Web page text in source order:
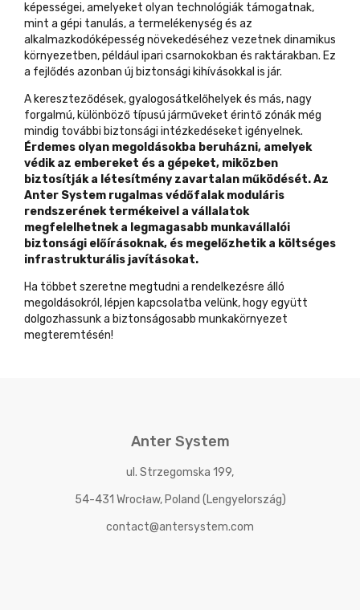
képességei, amelyeket olyan technológiák támogatnak,
mint a gépi tanulás, a termelékenység és az
alkalmazkodóképesség növekedéséhez vezetnek dinamikus
környezetben, például ipari csarnokokban és raktárakban. Ez
a fejlődés azonban új biztonsági kihívásokkal is jár.
A kereszteződések, gyalogosátkelőhelyek és más, nagy
forgalmú, különböző típusú járműveket érintő zónák még
mindig további biztonsági intézkedéseket igényelnek.
Érdemes olyan megoldásokba beruházni, amelyek
védik az embereket és a gépeket, miközben
biztosítják a létesítmény zavartalan működését. Az
Anter System rugalmas védőfalak moduláris
rendszerének termékeivel a vállalatok
megfelelhetnek a legmagasabb munkavállalói
biztonsági előírásoknak, és megelőzhetik a költséges
infrastrukturális javításokat.
Ha többet szeretne megtudni a rendelkezésre álló
megoldásokról, lépjen kapcsolatba velünk, hogy együtt
dolgozhassunk a biztonságosabb munkakörnyezet
megteremtésén!
Anter System
ul. Strzegomska 199,
54-431 Wrocław, Poland (Lengyelország)
contact@antersystem.com